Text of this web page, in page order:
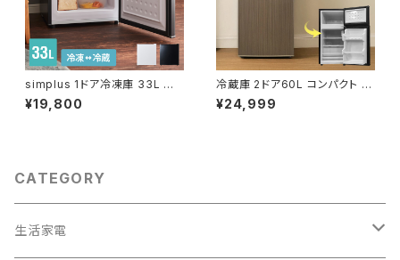
simplus 1ドア冷凍庫 33L 右
開き ノンフロン シンプラス SP-
33LRFD1
¥19,800
冷蔵庫 2ドア60L コンパクト セ
カンド冷蔵庫 一人暮らし オフィ
ス 家庭用 右開き 新生活 冷凍
¥24,999
CATEGORY
生活家電